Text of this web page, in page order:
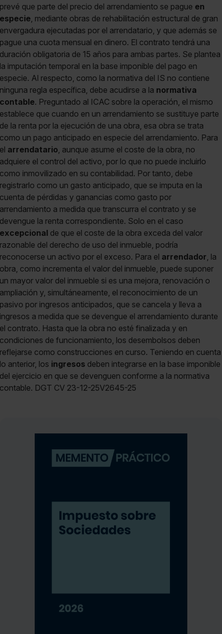
prevé que parte del precio del arrendamiento se pague en
especie, mediante obras de rehabilitación estructural de gran
envergadura ejecutadas por el arrendatario, y que además se
pague una cuota mensual en dinero. El contrato tendrá una
duración obligatoria de 15 años para ambas partes. Se plantea
la imputación temporal en la base imponible del pago en
especie. Al respecto, como la normativa del IS no contiene
ninguna regla específica, debe acudirse a la normativa
contable. Preguntado al ICAC sobre la operación, el mismo
establece que cuando en un arrendamiento se sustituye parte
de la renta por la ejecución de una obra, esa obra se trata
como un pago anticipado en especie del arrendamiento. Para
el arrendatario, aunque asume el coste de la obra, no
adquiere el control del activo, por lo que no puede incluirlo
como inmovilizado en su contabilidad. Por tanto, debe
registrarlo como un gasto anticipado, que se imputa en la
cuenta de pérdidas y ganancias como gasto por
arrendamiento a medida que transcurra el contrato y se
devengue la renta correspondiente. Solo en el caso
excepcional de que el coste de la obra exceda del valor
razonable del derecho de uso del inmueble, podría
reconocerse un activo por el exceso. Para el arrendador, la
obra, como incrementa el valor del inmueble, puede suponer
un mayor valor del inmueble si es una mejora, renovación o
ampliación y, simultáneamente, el reconocimiento de un
pasivo por ingresos anticipados, que se cancela y lleva a
ingresos a medida que se devengue el arrendamiento durante
el contrato. Hasta que la obra no esté finalizada y en
condiciones de funcionamiento, los desembolsos deben
reflejarse como construcciones en curso. Teniendo en cuenta
lo anterior, los ingresos deben integrarse en la base imponible
del ejercicio en que se devenguen conforme a la normativa
contable. DGT CV 23-12-25V2645-25